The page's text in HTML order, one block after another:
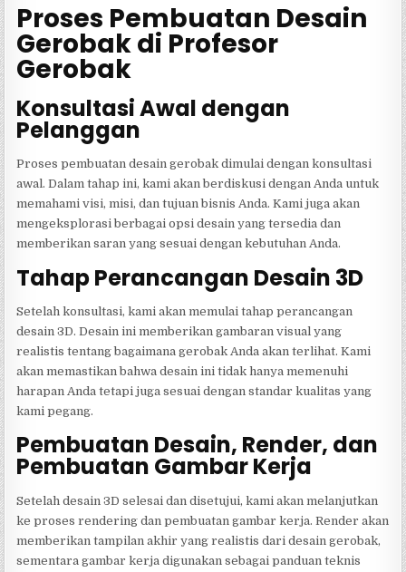
Proses Pembuatan Desain
Gerobak di Profesor
Gerobak
Konsultasi Awal dengan
Pelanggan
Proses pembuatan desain gerobak dimulai dengan konsultasi
awal. Dalam tahap ini, kami akan berdiskusi dengan Anda untuk
memahami visi, misi, dan tujuan bisnis Anda. Kami juga akan
mengeksplorasi berbagai opsi desain yang tersedia dan
memberikan saran yang sesuai dengan kebutuhan Anda.
Tahap Perancangan Desain 3D
Setelah konsultasi, kami akan memulai tahap perancangan
desain 3D. Desain ini memberikan gambaran visual yang
realistis tentang bagaimana gerobak Anda akan terlihat. Kami
akan memastikan bahwa desain ini tidak hanya memenuhi
harapan Anda tetapi juga sesuai dengan standar kualitas yang
kami pegang.
Pembuatan Desain, Render, dan
Pembuatan Gambar Kerja
Setelah desain 3D selesai dan disetujui, kami akan melanjutkan
ke proses rendering dan pembuatan gambar kerja. Render akan
memberikan tampilan akhir yang realistis dari desain gerobak,
sementara gambar kerja digunakan sebagai panduan teknis